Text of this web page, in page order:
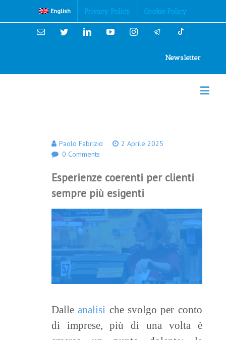
English Privacy Policy Cookie Policy
Email TwitterLinkedinYouTubeInstagram
Newsletter
Paolo Fabrizio
2 Aprile 2025
0 Comments
Esperienze coerenti per clienti
sempre più esigenti
Dalleanalisi che svolgo per conto
di imprese, più di una volta è
Cookies Policy